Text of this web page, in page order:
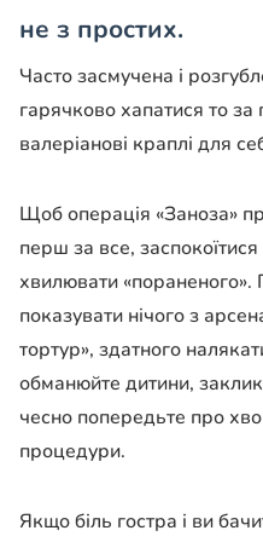
не з простих.
Часто засмучена і
гарячково хапатися то за
валеріанові краплі для
Щоб операція «Заноза»
перш за все,
хвилювати «пораненого».
показувати нічого з
тортур», здатного
обманюйте дитини,
чесно попередьте про
процедури.
Якщо біль гостра і ви